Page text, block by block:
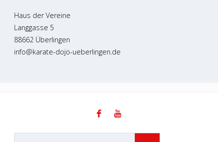
Haus der Vereine
Langgasse 5
88662 Überlingen
info@karate-dojo-ueberlingen.de